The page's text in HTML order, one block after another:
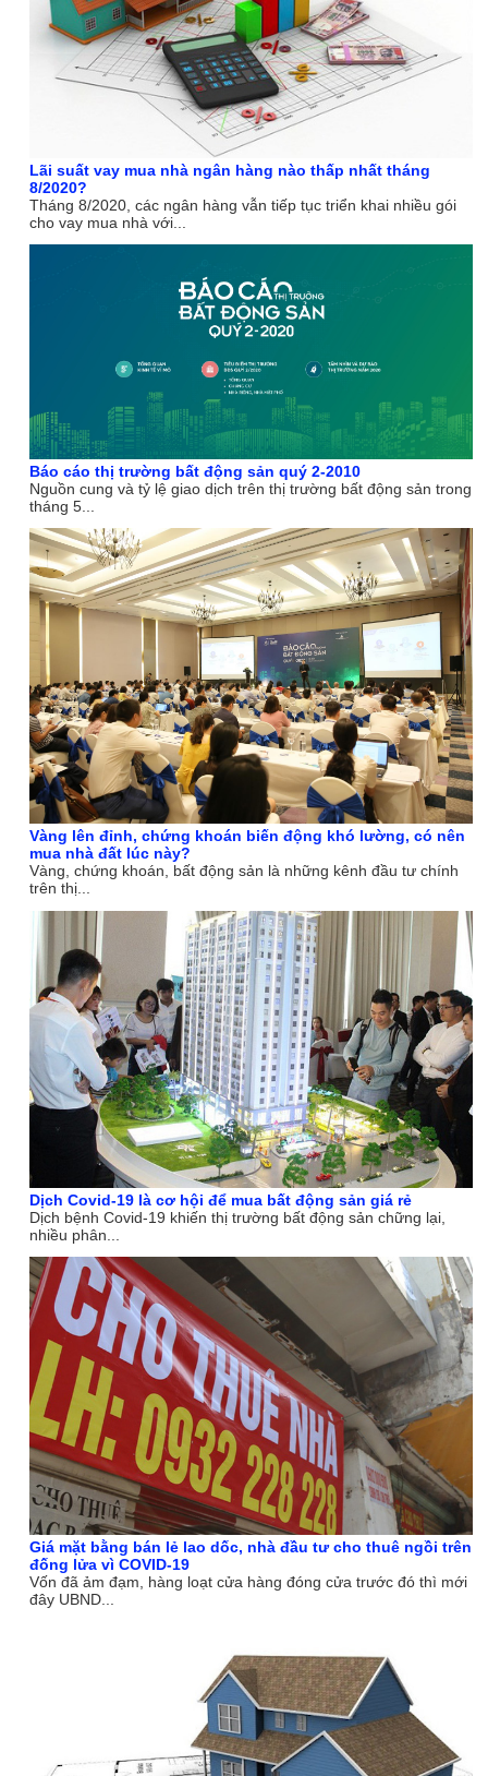
Lãi suất vay mua nhà ngân hàng nào thấp nhất tháng
8/2020?
Tháng 8/2020, các ngân hàng vẫn tiếp tục triển khai nhiều gói
cho vay mua nhà với...
Báo cáo thị trường bất động sản quý 2-2010
Nguồn cung và tỷ lệ giao dịch trên thị trường bất động sản trong
tháng 5...
Vàng lên đỉnh, chứng khoán biến động khó lường, có nên
mua nhà đất lúc này?
Vàng, chứng khoán, bất động sản là những kênh đầu tư chính
trên thị...
Dịch Covid-19 là cơ hội để mua bất động sản giá rẻ
Dịch bệnh Covid-19 khiến thị trường bất động sản chững lại,
nhiều phân...
Giá mặt bằng bán lẻ lao dốc, nhà đầu tư cho thuê ngồi trên
đống lửa vì COVID-19
Vốn đã ảm đạm, hàng loạt cửa hàng đóng cửa trước đó thì mới
đây UBND...